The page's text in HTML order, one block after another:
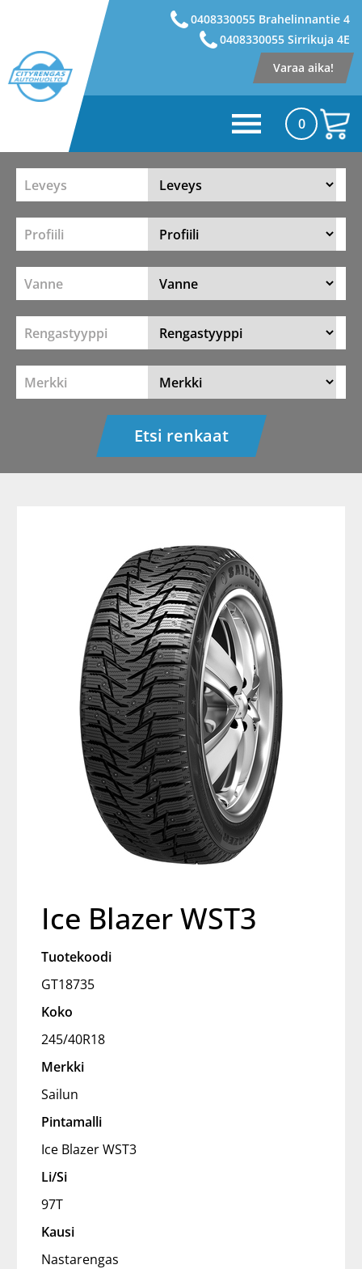
0408330055 Brahelinnantie 4
0408330055 Sirrikuja 4E
Varaa aika!
0
Leveys
Profiili
Vanne
Rengastyyppi
Merkki
Etsi renkaat
Ice Blazer WST3
Tuotekoodi
GT18735
Koko
245/40R18
Merkki
Sailun
Pintamalli
Ice Blazer WST3
Li/Si
97T
Kausi
Nastarengas